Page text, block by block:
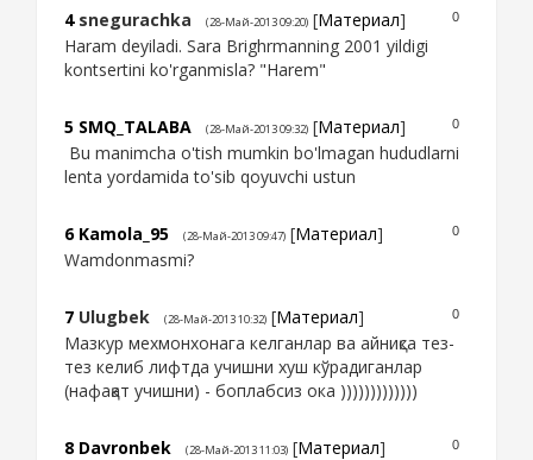
0
4 snegurachka (28-Май-2013 09:20) [Материал]
Haram deyiladi. Sara Brighrmanning 2001 yildigi
kontsertini ko'rganmisla? "Harem"
0
5 SMQ_TALABA (28-Май-2013 09:32) [Материал]
Bu manimcha o'tish mumkin bo'lmagan hududlarni
lenta yordamida to'sib qoyuvchi ustun
0
6 Kamola_95 (28-Май-2013 09:47) [Материал]
Wamdonmasmi?
0
7 Ulugbek (28-Май-2013 10:32) [Материал]
Мазкур мехмонхонага келганлар ва айниқса тез-
тез келиб лифтда учишни хуш кўрадиганлар
(нафақат учишни) - боплабсиз ока )))))))))))))
0
8 Davronbek (28-Май-2013 11:03) [Материал]